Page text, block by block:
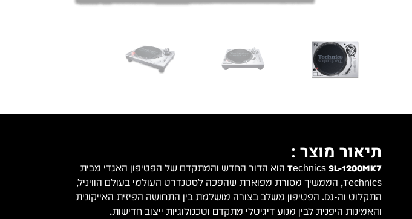
תיאור מוצר :
Technics SL-1200MK7 הוא הדור החדש והמתקדם של הפטיפון האגדי מבית
Technics, הממשיך מסורת מפוארת שהפכה לסטנדרט העולמי בעולם הוויניל,
התקלוט וה-DJ. הפטיפון משלב בצורה מושלמת בין התחושה הפיזית האייקונית
והאמינות היפנית לבין מנוע דיגיטלי מתקדם וטכנולוגיות ייצוב חדישות.